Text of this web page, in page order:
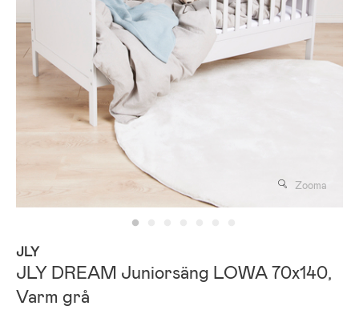
Zooma
JLY
JLY DREAM Juniorsäng LOWA 70x140,
Varm grå